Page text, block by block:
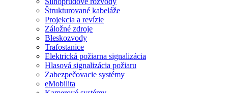
Štrukturované kabeláže
Projekcia a revízie
Záložné zdroje
Bleskozvody
Trafostanice
Elektrická požiarna signalizácia
Hlasová signalizácia požiaru
Zabezpečovacie systémy
eMobilita